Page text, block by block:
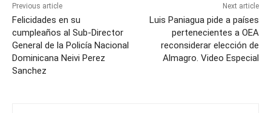
Previous article
Felicidades en su
cumpleaños al Sub-Director
General de la Policía Nacional
Dominicana Neivi Perez
Sanchez
Next article
Luis Paniagua pide a países
pertenecientes a OEA
reconsiderar elección de
Almagro. Video Especial